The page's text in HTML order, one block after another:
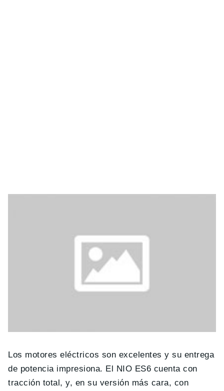
Los motores eléctricos son excelentes y su entrega
de potencia impresiona. El NIO ES6 cuenta con
tracción total, y, en su versión más cara, con